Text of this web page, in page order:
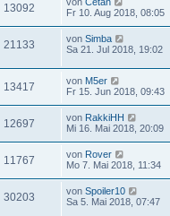
13092
Fr 10. Aug 2018, 08:05
21133 von Simba
Sa 21. Jul 2018, 19:02
13417 von M5er
Fr 15. Jun 2018, 09:43
12697 von RakkiHH
Mi 16. Mai 2018, 20:09
11767 von Rover
Mo 7. Mai 2018, 11:34
30203 von Spoiler10
Sa 5. Mai 2018, 07:47